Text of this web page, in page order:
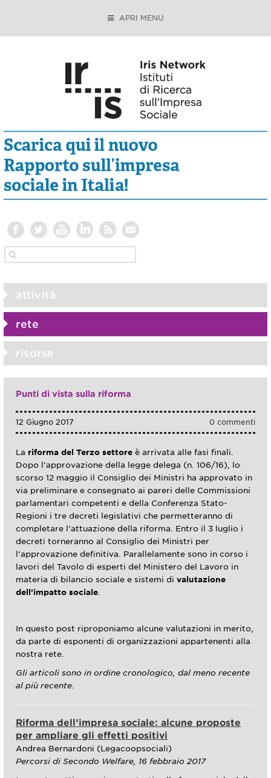
APRI MENU
attività
rete
risorse
Punti di vista sulla riforma
0 commenti
12 Giugno 2017
La riforma del Terzo settore è arrivata alle fasi finali.
Dopo l’approvazione della legge delega (n. 106/16), lo
scorso 12 maggio il Consiglio dei Ministri ha approvato in
via preliminare e consegnato ai pareri delle Commissioni
parlamentari competenti e della Conferenza Stato-
Regioni i tre decreti legislativi che permetteranno di
completare l’attuazione della riforma. Entro il 3 luglio i
decreti torneranno al Consiglio dei Ministri per
l’approvazione definitiva. Parallelamente sono in corso i
lavori del Tavolo di esperti del Ministero del Lavoro in
materia di bilancio sociale e sistemi di valutazione
dell’impatto sociale
In questo post riproponiamo alcune valutazioni in merito,
da parte di esponenti di organizzazioni appartenenti alla
nostra rete.
Gli articoli sono in ordine cronologico, dal meno recente
al più recente.
Riforma dell’impresa sociale: alcune proposte
per ampliare gli effetti positivi
Andrea Bernardoni (Legacoopsociali)
Percorsi di Secondo Welfare, 16 febbraio 2017